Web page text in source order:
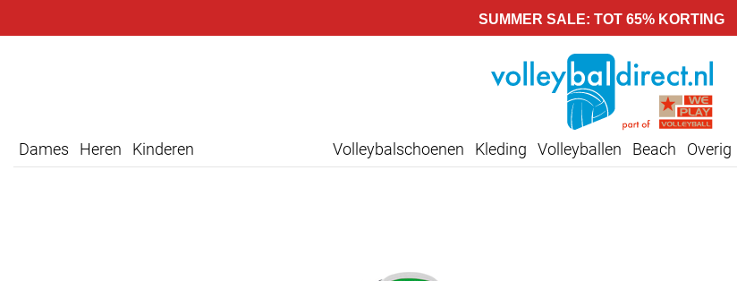
SUMMER SALE: TOT 65% KORTING
Dames Heren Kinderen Volleybalschoenen Kleding Volleyballen Beach Overig